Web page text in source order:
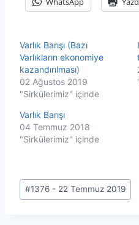
Varlık Barışı (Bazı
Varlıkların ekonomiye
kazandırılması)
02 Ağustos 2019
"Sirkülerimiz" içinde
Varlık Barışı
04 Temmuz 2018
"Sirkülerimiz" içinde
Post
Tags:
#1376 - 22 Temmuz 2019